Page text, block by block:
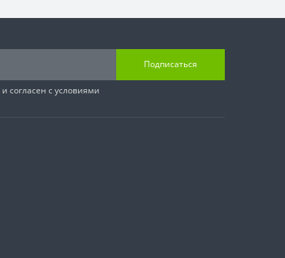
Подписаться
и согласен с условиями